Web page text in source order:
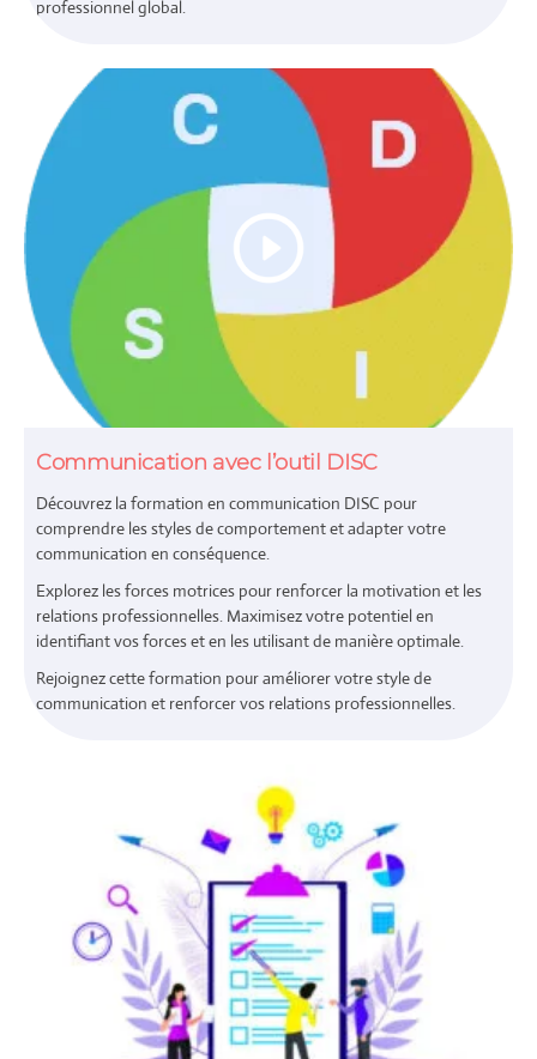
professionnel global.
Communication avec l’outil DISC
Découvrez la formation en communication DISC pour
comprendre les styles de comportement et adapter votre
communication en conséquence.
Explorez les forces motrices pour renforcer la motivation et les
relations professionnelles. Maximisez votre potentiel en
identifiant vos forces et en les utilisant de manière optimale.
Rejoignez cette formation pour améliorer votre style de
communication et renforcer vos relations professionnelles.